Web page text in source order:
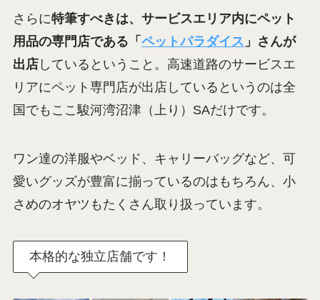
駿河湾沼津SA（上り）ドッグラン入口
用品の専門店である「ペットパラダイス
出店しているということ。高速道路のサービスエ